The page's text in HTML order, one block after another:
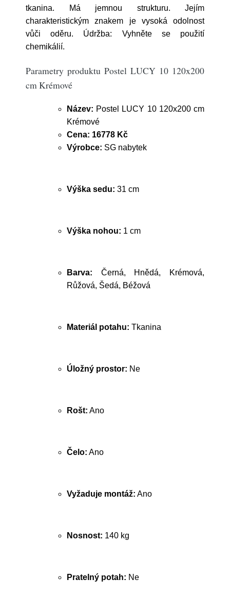
tkanina. Má jemnou strukturu. Jejím
charakteristickým znakem je vysoká odolnost
vůči oděru. Údržba: Vyhněte se použití
chemikálií.
Parametry produktu Postel LUCY 10 120x200
cm Krémové
Název: Postel LUCY 10 120x200 cm
Krémové
Cena: 16778 Kč
Výrobce: SG nabytek
Výška sedu: 31 cm
Výška nohou: 1 cm
Barva: Černá, Hnědá, Krémová,
Růžová, Šedá, Béžová
Materiál potahu: Tkanina
Úložný prostor: Ne
Rošt: Ano
Čelo: Ano
Vyžaduje montáž: Ano
Nosnost: 140 kg
Pratelný potah: Ne